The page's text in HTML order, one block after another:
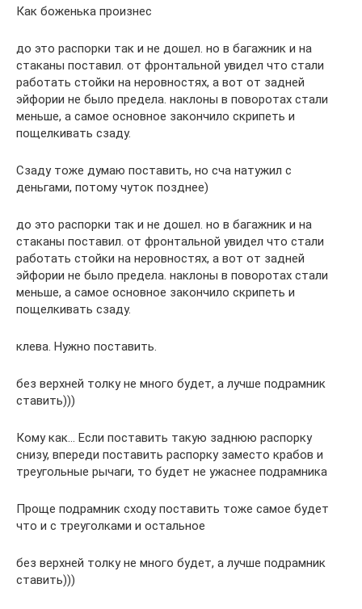
Как боженька произнес
до это распорки так и не дошел. но в багажник и на
стаканы поставил. от фронтальной увидел что стали
работать стойки на неровностях, а вот от задней
эйфории не было предела. наклоны в поворотах стали
меньше, а самое основное закончило скрипеть и
пощелкивать сзаду.
Сзаду тоже думаю поставить, но сча натужил с
деньгами, потому чуток позднее)
до это распорки так и не дошел. но в багажник и на
стаканы поставил. от фронтальной увидел что стали
работать стойки на неровностях, а вот от задней
эйфории не было предела. наклоны в поворотах стали
меньше, а самое основное закончило скрипеть и
пощелкивать сзаду.
клева. Нужно поставить.
без верхней толку не много будет, а лучше подрамник
ставить)))
Кому как… Если поставить такую заднюю распорку
снизу, впереди поставить распорку заместо крабов и
треугольные рычаги, то будет не ужаснее подрамника
Проще подрамник сходу поставить тоже самое будет
что и с треуголками и остальное
без верхней толку не много будет, а лучше подрамник
ставить)))